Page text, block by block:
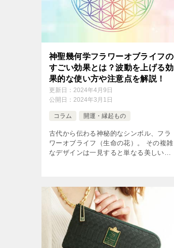
神聖幾何学フラワーオブライフの
すごい効果とは？波動を上げる効
果的な使い方や注意点を解説！
更新日： 2024年4月9日
公開日： 2024年3月1日
コラム 開運・縁起もの
古代から伝わる神秘的なシンボル、フラ
ワーオブライフ（生命の花）。 その複雑
なデザインは一見すると単なる美しい模
[…]